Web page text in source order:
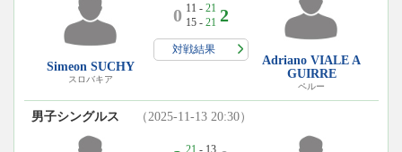
Simeon SUCHY
スロバキア
0 11 - 21
15 - 21 2
対戦結果
Adriano VIALE A
GUIRRE
ペルー
男子シングルス （2025-11-13 20:30）
21 - 13